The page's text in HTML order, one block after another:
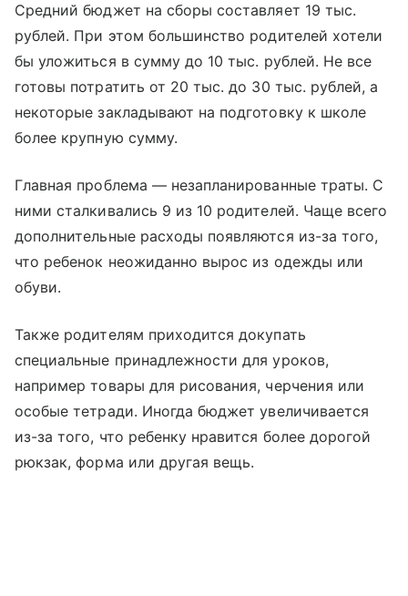
Средний бюджет на сборы составляет 19 тыс.
рублей. При этом большинство родителей хотели
бы уложиться в сумму до 10 тыс. рублей. Не все
готовы потратить от 20 тыс. до 30 тыс. рублей, а
некоторые закладывают на подготовку к школе
более крупную сумму.
Главная проблема — незапланированные траты. С
ними сталкивались 9 из 10 родителей. Чаще всего
дополнительные расходы появляются из-за того,
что ребенок неожиданно вырос из одежды или
обуви.
Также родителям приходится докупать
специальные принадлежности для уроков,
например товары для рисования, черчения или
особые тетради. Иногда бюджет увеличивается
из-за того, что ребенку нравится более дорогой
рюкзак, форма или другая вещь.